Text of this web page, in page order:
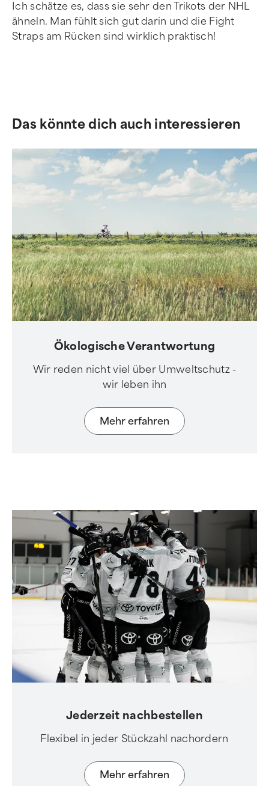
Ich schätze es, dass sie sehr den Trikots der NHL
ähneln. Man fühlt sich gut darin und die Fight
Straps am Rücken sind wirklich praktisch!
Das könnte dich auch interessieren
Ökologische Verantwortung
Wir reden nicht viel über Umweltschutz -
wir leben ihn
Mehr erfahren
Jederzeit nachbestellen
Flexibel in jeder Stückzahl nachordern
Mehr erfahren